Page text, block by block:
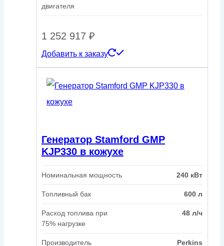
двигателя
1 252 917 ₽
Добавить к заказу
Генератор Stamford GMP
KJP330 в кожухе
Номинальная мощность 240 кВт
Топливный бак 600 л
Расход топлива при
75% нагрузке
48 л/ч
Производитель
Perkins